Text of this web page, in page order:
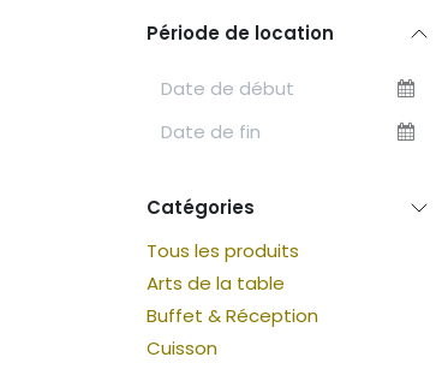
Période de location
Catégories
Tous les produits
Arts de la table
Buffet & Réception
Cuisson